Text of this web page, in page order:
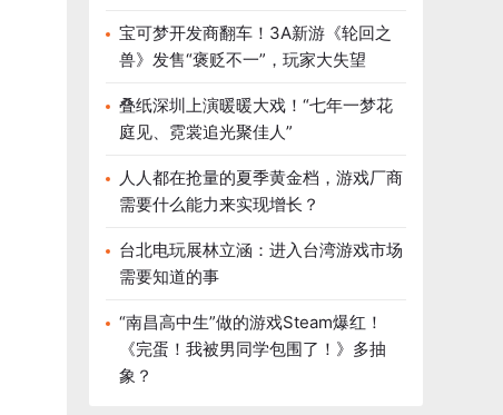
宝可梦开发商翻车！3A新游《轮回之
兽》发售“褒贬不一”，玩家大失望
叠纸深圳上演暖暖大戏！“七年一梦花
庭见、霓裳追光聚佳人”
人人都在抢量的夏季黄金档，游戏厂商
需要什么能力来实现增长？
台北电玩展林立涵：进入台湾游戏市场
需要知道的事
“南昌高中生”做的游戏Steam爆红！
《完蛋！我被男同学包围了！》多抽
象？